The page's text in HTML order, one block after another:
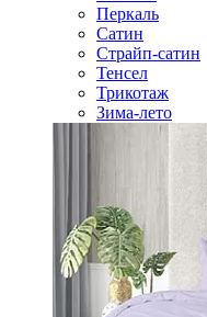
Перкаль
Сатин
Страйп-сатин
Тенсел
Трикотаж
Зима-лето